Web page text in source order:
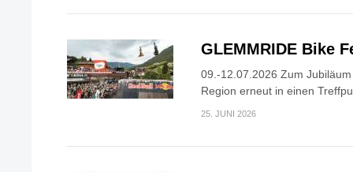
GLEMMRIDE Bike
09.-12.07.2026 Zum
Region erneut in einen
25. JUNI 2026